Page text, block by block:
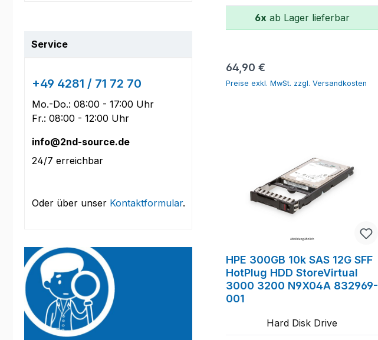
Service
+49 4281 / 71 72 70
Mo.-Do.: 08:00 - 17:00 Uhr
Fr.: 08:00 - 12:00 Uhr
info@2nd-source.de
24/7 erreichbar
Oder über unser Kontaktformular.
6x ab Lager lieferbar
Regulärer Preis:
64,90 €
Preise exkl. MwSt. zzgl. Versandkosten
HPE 300GB 10k SAS 12G SFF
HotPlug HDD StoreVirtual
3000 3200 N9X04A 832969-
001
Hard Disk Drive